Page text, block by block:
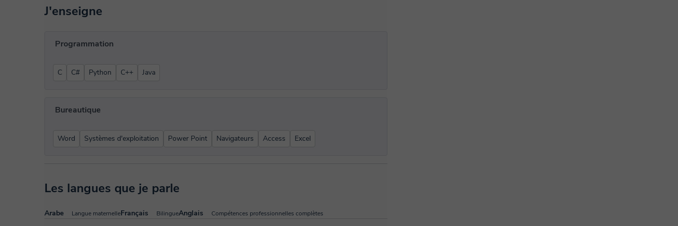
J'enseigne
Programmation
C C# Python C++ Java
Bureautique
Word Systèmes d'exploitation Power Point Navigateurs Access Excel
Les langues que je parle
Arabe Langue maternelleFrançais BilingueAnglais Compétences professionnelles complètes